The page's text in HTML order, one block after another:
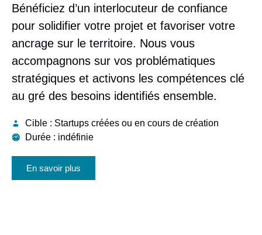
Bénéficiez d’un interlocuteur de confiance
pour solidifier votre projet et favoriser votre
ancrage sur le territoire. Nous vous
accompagnons sur vos problématiques
stratégiques et activons les compétences clé
au gré des besoins identifiés ensemble.
Cible : Startups créées ou en cours de création
Durée : indéfinie
En savoir plus